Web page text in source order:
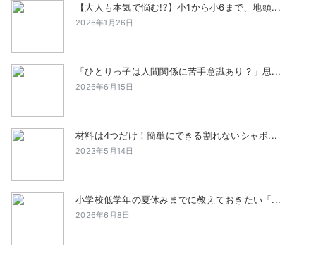
【大人も本気で悩む!?】小1から小6まで、地頭...
2026年1月26日
「ひとりっ子は人間関係に苦手意識あり？」思...
2026年6月15日
材料は4つだけ！簡単にできる割れないシャボ...
2023年5月14日
小学校低学年の夏休みまでに教えておきたい「...
2026年6月8日